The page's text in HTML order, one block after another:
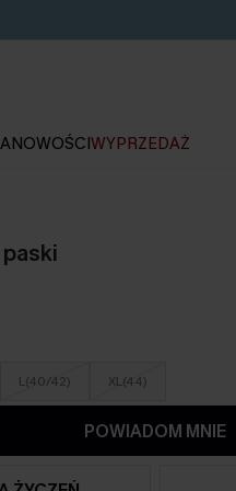
NOWOŚCIWYPRZEDAŻ
L(40/42) XL(44)
POWIADOM MNIE